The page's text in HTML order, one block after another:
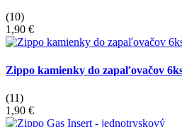
(10)
1,90 €
Zippo kamienky do zapaľovačov
(11)
1,90 €